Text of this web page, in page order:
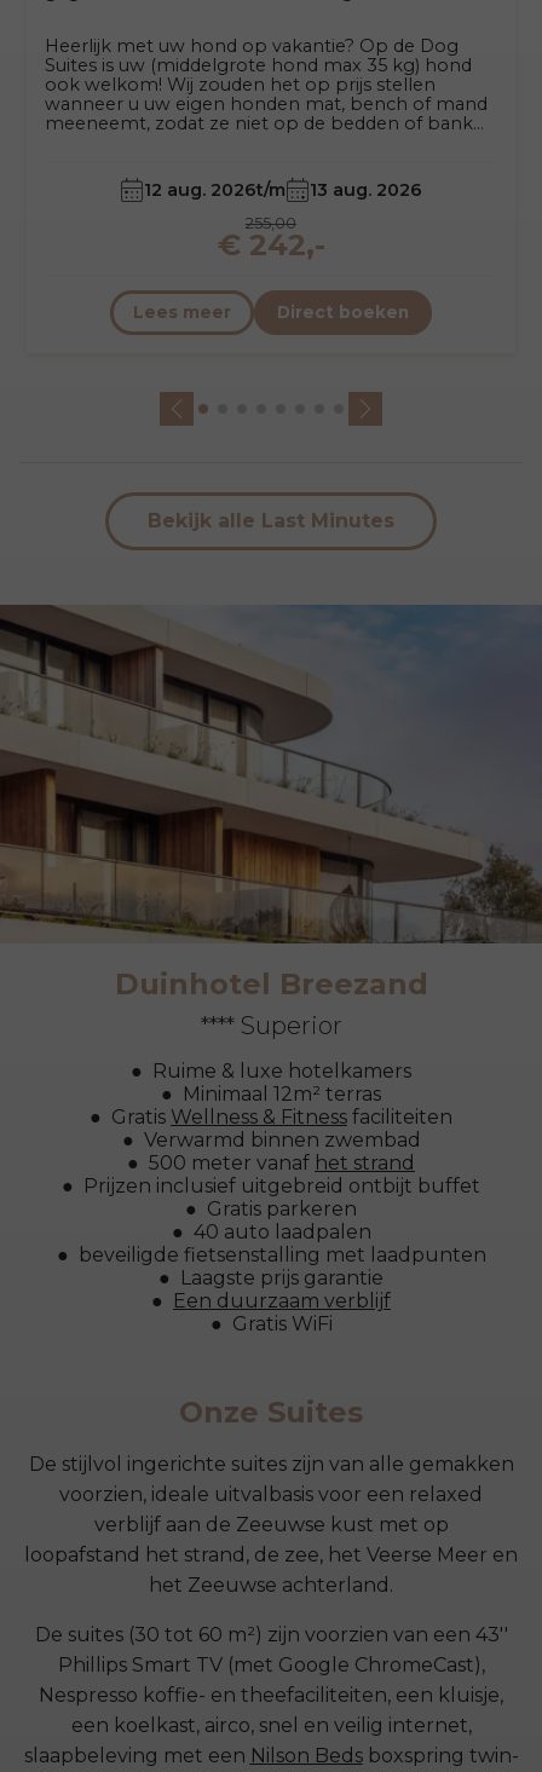
Heerlijk met uw hond op vakantie? Op de Dog
Suites is uw (middelgrote hond max 35 kg) hond
ook welkom! Wij zouden het op prijs stellen
wanneer u uw eigen honden mat, bench of mand
meeneemt, zodat ze niet op de bedden of bank
12 aug. 2026t/m 13 aug. 2026
255,00
€ 242,-
Lees meer Direct boeken
Bekijk alle Last Minutes
Duinhotel Breezand
**** Superior
Ruime & luxe hotelkamers
Minimaal 12m² terras
Gratis Wellness & Fitness faciliteiten
Verwarmd binnen zwembad
500 meter vanaf het strand
Prijzen inclusief uitgebreid ontbijt buffet
Gratis parkeren
40 auto laadpalen
beveiligde fietsenstalling met laadpunten
Laagste prijs garantie
Een duurzaam verblijf
Gratis WiFi
Onze Suites
De stijlvol ingerichte suites zijn van alle gemakken
voorzien, ideale uitvalbasis voor een relaxed
verblijf aan de Zeeuwse kust met op
loopafstand het strand, de zee, het Veerse Meer en
het Zeeuwse achterland.
De suites (30 tot 60 m²) zijn voorzien van een 43''
Phillips Smart TV (met Google ChromeCast),
Nespresso koffie- en theefaciliteiten, een kluisje,
een koelkast, airco, snel en veilig internet,
slaapbeleving met een Nilson Bedsboxspring twin-